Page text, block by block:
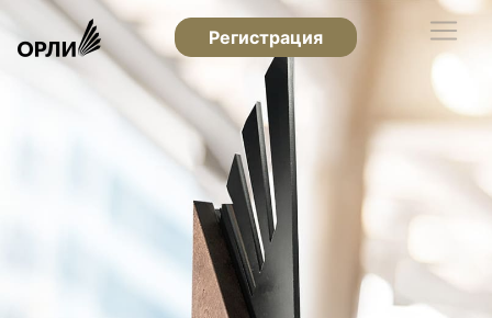
Регистрация